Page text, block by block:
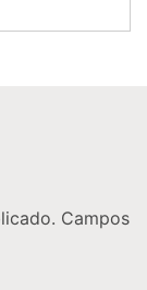
Campos